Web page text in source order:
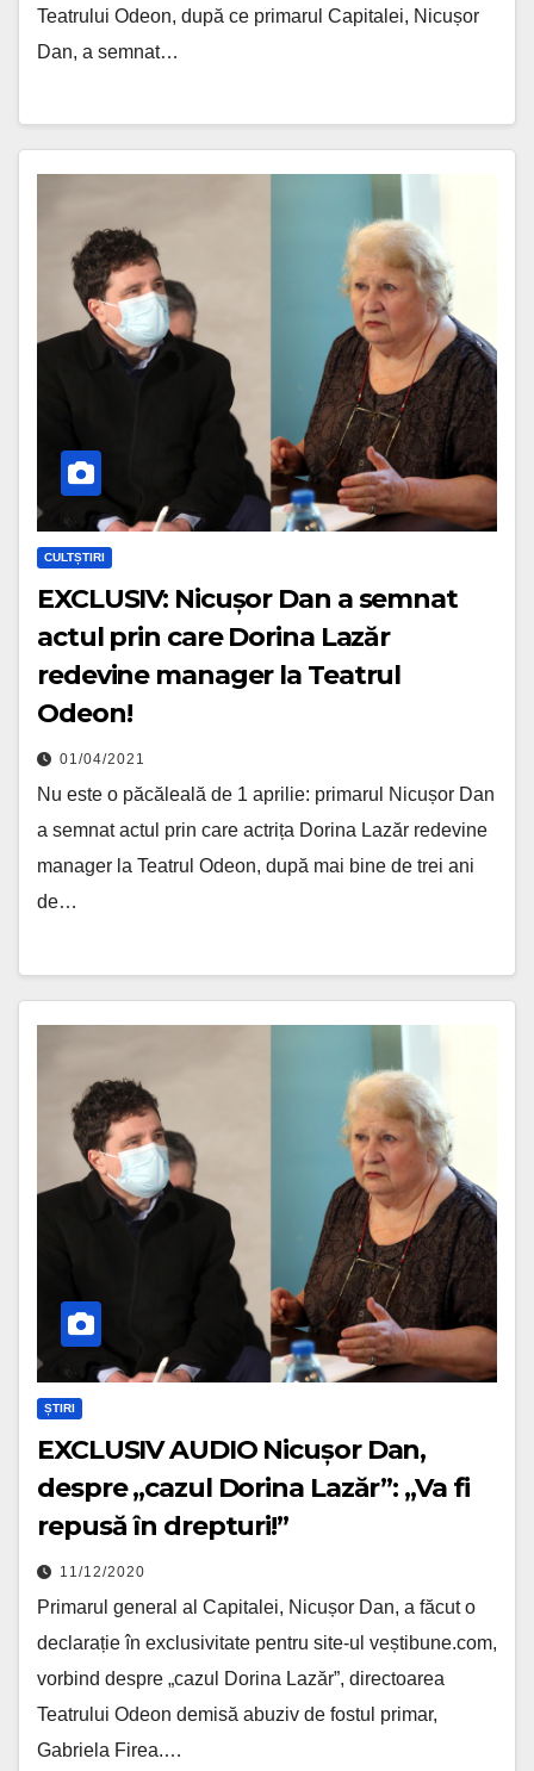
Teatrului Odeon, după ce primarul Capitalei, Nicușor
Dan, a semnat…
CULTȘTIRI
EXCLUSIV: Nicușor Dan a semnat
actul prin care Dorina Lazăr
redevine manager la Teatrul
Odeon!
01/04/2021
Nu este o păcăleală de 1 aprilie: primarul Nicușor Dan
a semnat actul prin care actrița Dorina Lazăr redevine
manager la Teatrul Odeon, după mai bine de trei ani
de…
ȘTIRI
EXCLUSIV AUDIO Nicușor Dan,
despre „cazul Dorina Lazăr”: „Va fi
repusă în drepturi!”
11/12/2020
Primarul general al Capitalei, Nicușor Dan, a făcut o
declarație în exclusivitate pentru site-ul veștibune.com,
vorbind despre „cazul Dorina Lazăr”, directoarea
Teatrului Odeon demisă abuziv de fostul primar,
Gabriela Firea.…